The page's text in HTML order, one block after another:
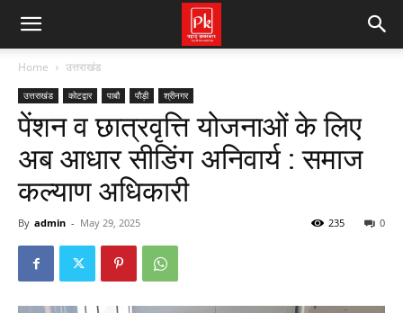
Home उत्तराखंड
उत्तराखंड कोटद्वार पाबौ पौड़ी श्रीनगर
पेंशन व छात्रवृत्ति योजनाओं के लिए
अब आधार सीडिंग अनिवार्य : समाज
कल्याण अधिकारी
By admin - May 29, 2025 0
235